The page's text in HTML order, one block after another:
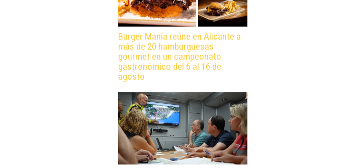
Burger Manía reúne en Alicante a
más de 20 hamburguesas
gourmet en un campeonato
gastronómico del 6 al 16 de
agosto